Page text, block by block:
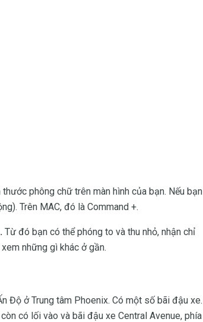
phông chữ trên màn hình của bạn. Nếu bạn
Trên MAC, đó là Command +.
Từ đó bạn có thể phóng to và thu nhỏ, nhận chỉ
những gì khác ở gần.
Độ ở Trung tâm Phoenix. Có một số bãi đậu xe.
có lối vào và bãi đậu xe Central Avenue, phía